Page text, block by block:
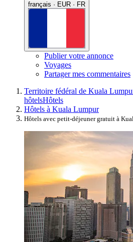
français · EUR · FR
Publier votre annonce
Voyages
Partager mes commentaires
Territoire fédéral de Kuala
hôtelsHôtels
Hôtels à Kuala Lumpur
Hôtels avec petit-déjeuner gratuit à